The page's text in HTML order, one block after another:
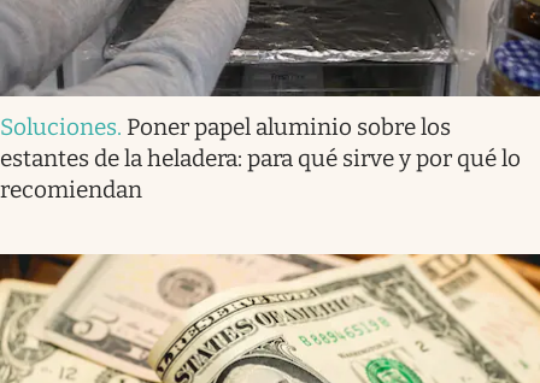
Soluciones. Poner papel aluminio sobre los
estantes de la heladera: para qué sirve y por qué lo
recomiendan